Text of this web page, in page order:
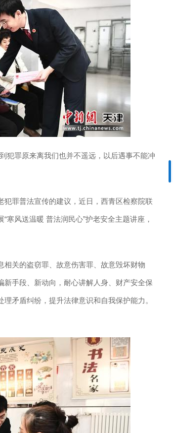
罪原来离我们也并不遥远，以后遇事不能冲
罪普法宣传的建议，近日，西青区检察院联
寒风送温暖 普法润民心”护老安全主题讲座，
关的盗窃罪、故意伤害罪、故意毁坏财物
手段、新动向，耐心讲解人身、财产安全保
矛盾纠纷，提升法律意识和自我保护能力。